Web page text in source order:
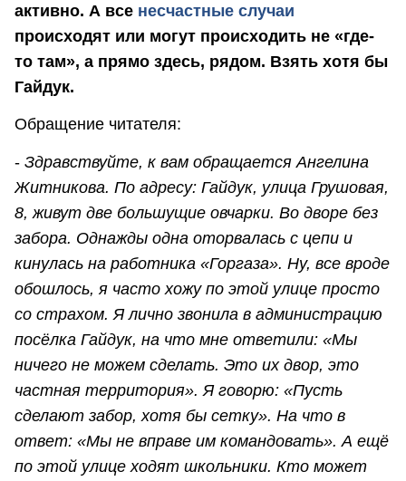
активно. А все несчастные случаи
происходят или могут происходить не «где-
то там», а прямо здесь, рядом. Взять хотя бы
Гайдук.
Обращение читателя:
- Здравствуйте, к вам обращается Ангелина
Житникова. По адресу: Гайдук, улица Грушовая,
8, живут две большущие овчарки. Во дворе без
забора. Однажды одна оторвалась с цепи и
кинулась на работника «Горгаза». Ну, все вроде
обошлось, я часто хожу по этой улице просто
со страхом. Я лично звонила в администрацию
посёлка Гайдук, на что мне ответили: «Мы
ничего не можем сделать. Это их двор, это
частная территория». Я говорю: «Пусть
сделают забор, хотя бы сетку». На что в
ответ: «Мы не вправе им командовать». А ещё
по этой улице ходят школьники. Кто может